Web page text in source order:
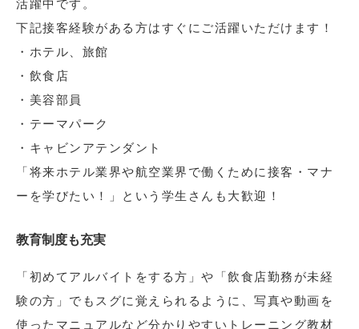
活躍中です。
下記接客経験がある方はすぐにご活躍いただけます！
・ホテル、旅館
・飲食店
・美容部員
・テーマパーク
・キャビンアテンダント
「将来ホテル業界や航空業界で働くために接客・マナ
ーを学びたい！」という学生さんも大歓迎！
教育制度も充実
「初めてアルバイトをする方」や「飲食店勤務が未経
験の方」でもスグに覚えられるように、写真や動画を
使ったマニュアルなど分かりやすいトレーニング教材